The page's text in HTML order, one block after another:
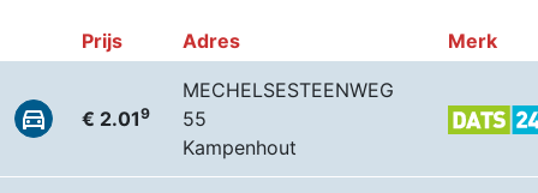
Prijs Adres Merk
€ 2.019
MECHELSESTEENWEG
55
Kampenhout